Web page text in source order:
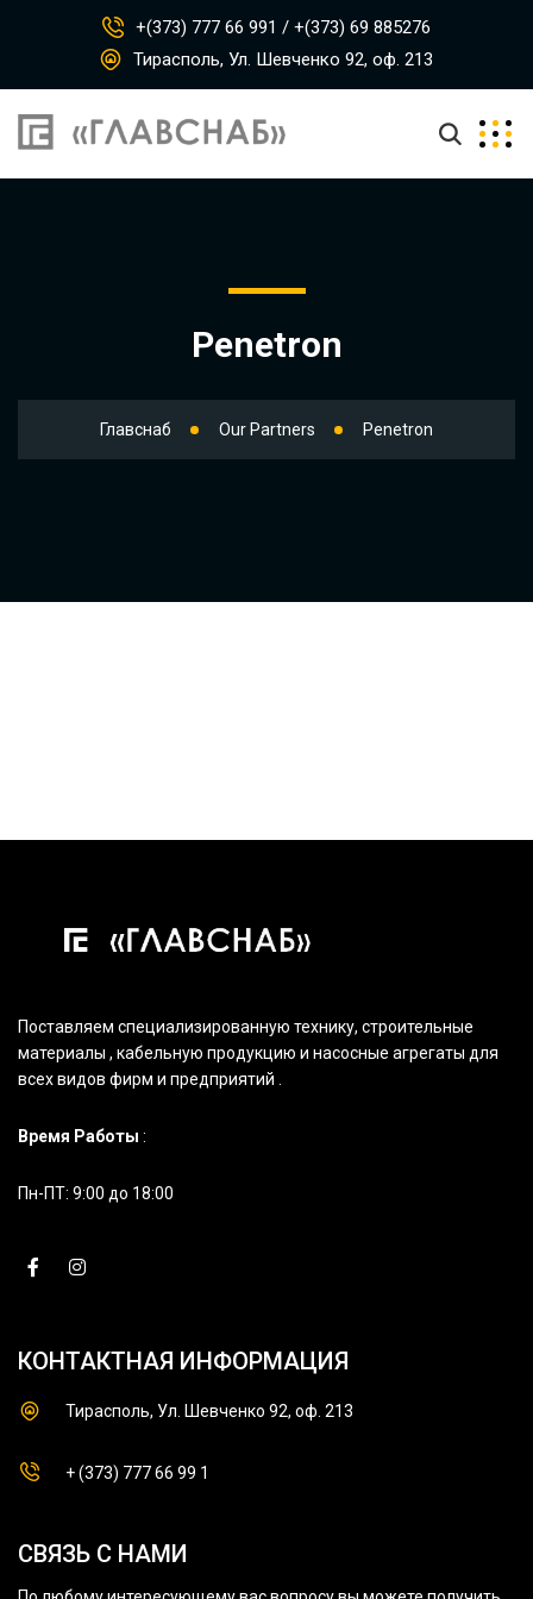
+(373) 777 66 991 / +(373) 69 885276
Тирасполь, Ул. Шевченко 92, оф. 213
Penetron
Главснаб Our Partners Penetron
Поставляем специализированную технику, строительные
материалы , кабельную продукцию и насосные агрегаты для
всех видов фирм и предприятий .
Время Работы :
Пн-ПТ: 9:00 до 18:00
КОНТАКТНАЯ ИНФОРМАЦИЯ
Тирасполь, Ул. Шевченко 92, оф. 213
+ (373) 777 66 99 1
СВЯЗЬ С НАМИ